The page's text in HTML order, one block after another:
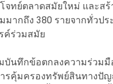
ทย์ตลาดสมัยใหม่ และสร้
มากถึง 380 รายจากทั่วป
ค์ร่วมสมัย
บันทึกข้อตกลงความร่วมมื
รคุ้มครองทรัพย์สินทางปั